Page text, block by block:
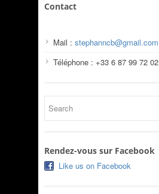
Contact
Mail : stephanncb@gmail.com
Téléphone : +33 6 87 99 72 02
Rendez-vous sur Facebook
Like us on Facebook